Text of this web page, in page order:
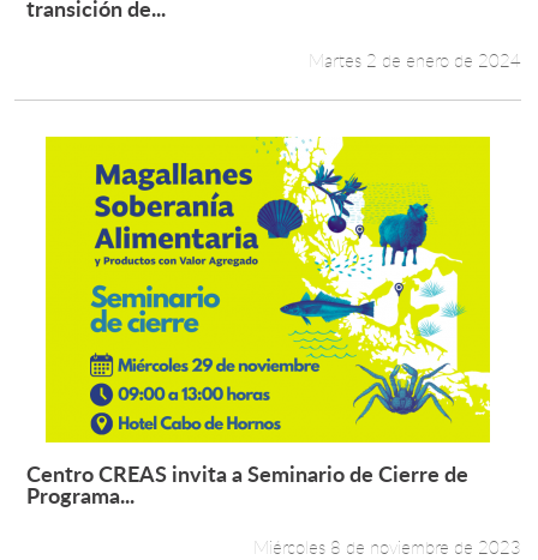
transición de...
Martes 2 de enero de 2024
Leer más +
Centro CREAS invita a Seminario de Cierre de
Programa...
Miércoles 8 de noviembre de 2023